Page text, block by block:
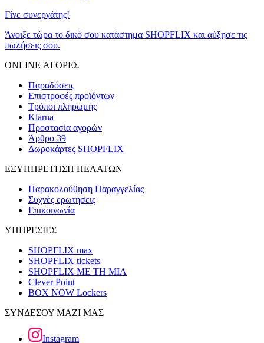
Γίνε συνεργάτης!
Άνοιξε τώρα το δικό σου κατάστημα SHOPFLIX και αύξησε τις
πωλήσεις σου.
ONLINE ΑΓΟΡΕΣ
Παραδόσεις
Επιστροφές προϊόντων
Τρόποι πληρωμής
Klarna
Προστασία αγορών
Άρθρο 39
Δωροκάρτες SHOPFLIX
ΕΞΥΠΗΡΕΤΗΣΗ ΠΕΛΑΤΩΝ
Παρακολούθηση Παραγγελίας
Συχνές ερωτήσεις
Επικοινωνία
ΥΠΗΡΕΣΙΕΣ
SHOPFLIX max
SHOPFLIX tickets
SHOPFLIX ΜΕ ΤΗ ΜΙΑ
Clever Point
BOX NOW Lockers
ΣΥΝΔΕΣΟΥ ΜΑΖΙ ΜΑΣ
Instagram